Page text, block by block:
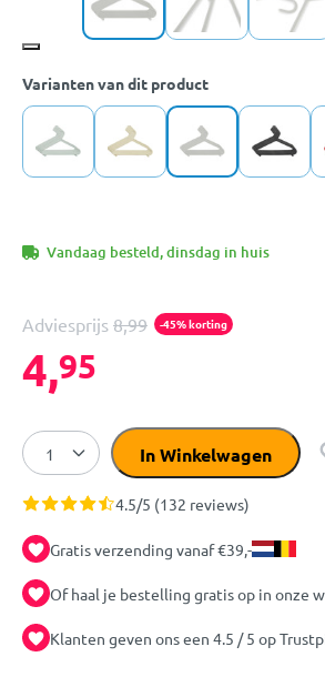
Varianten van dit product
Vandaag besteld, dinsdag in huis
Adviesprijs 8,99 -45% korting
4,95
In Winkelwagen
4.5/5 (132 reviews)
Gratis verzending vanaf €39,-
Of haal je bestelling gratis op in onze
Klanten geven ons een 4.5 / 5 op